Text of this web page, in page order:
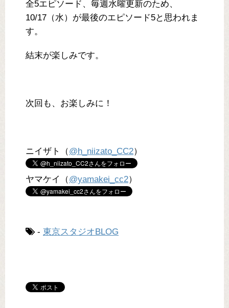
全5エピソード、毎週水曜更新のため、
10/17（水）が最後のエピソード5と思われま
す。
結末が楽しみです。
次回も、お楽しみに！
ニイザト（@h_niizato_CC2）
ヤマケイ（@yamakei_cc2）
- 東京スタジオBLOG